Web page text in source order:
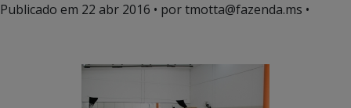
Publicado em 22 abr 2016 • por tmotta@fazenda.ms •